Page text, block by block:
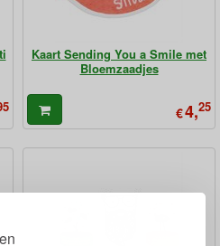
Kaart Sending You a Smile met
Bloemzaadjes
€4,25